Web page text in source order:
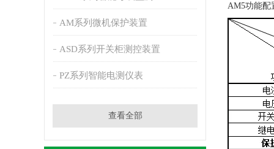
AM系列微机保护装置
ASD系列开关柜测控装置
PZ系列智能电测仪表
查看全部
AM5功能配